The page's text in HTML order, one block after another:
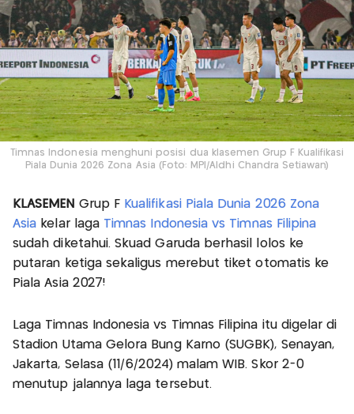
Timnas Indonesia menghuni posisi dua klasemen Grup F Kualifikasi
Piala Dunia 2026 Zona Asia (Foto: MPI/Aldhi Chandra Setiawan)
KLASEMEN Grup F Kualifikasi Piala Dunia 2026 Zona
Asia kelar laga Timnas Indonesia vs Timnas Filipina
sudah diketahui. Skuad Garuda berhasil lolos ke
putaran ketiga sekaligus merebut tiket otomatis ke
Piala Asia 2027!
Laga Timnas Indonesia vs Timnas Filipina itu digelar di
Stadion Utama Gelora Bung Karno (SUGBK), Senayan,
Jakarta, Selasa (11/6/2024) malam WIB. Skor 2-0
menutup jalannya laga tersebut.